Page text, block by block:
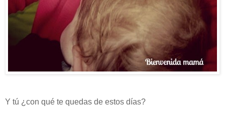
Y tú ¿con qué te quedas de estos días?